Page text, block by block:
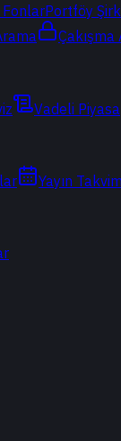
FonlarPortföy
Çakışma
Vadeli Piyasa
Yayın